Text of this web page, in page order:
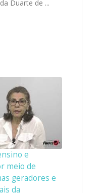
Duarte de ...
e
meio de
geradores e
da